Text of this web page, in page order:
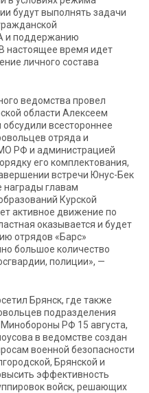
будут выполнять задачи
и поддержанию
настоящее время идет
личного состава
ведомства провел
области Алексеем
всестороннее
отряда и
РФ и администрацией
его комплектования,
встречи Юнус-Бек
награды главам
Курской
активное движение по
оказывается и будет
отрядов «Барс»
большое количество
полиции», —
Брянск, где также
подразделения
РФ 15 августа,
в ведомстве создан
военной безопасности
Брянской и
эффективность
войск, решающих